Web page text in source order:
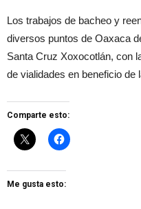
Los trabajos de bacheo y
diversos puntos de Oaxaca
Santa Cruz Xoxocotlán, con
de vialidades en beneficio de
Comparte esto:
Me gusta esto: